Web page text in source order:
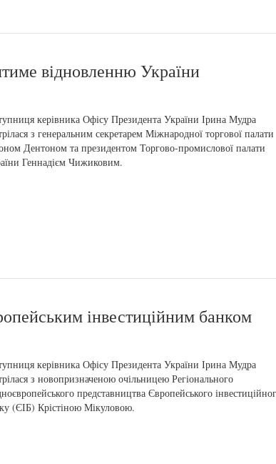
відновленню України
керівника Офісу Президента України Ірина Мудра
з генеральним секретарем Міжнародної торгової палати
Дентоном та президентом Торгово-промислової палати
Геннадієм Чижиковим.
інвестиційним банком
керівника Офісу Президента України Ірина Мудра
з новопризначеною очільницею Регіонального
представництва Європейського
(ЄІБ) Крістіною Мікуловою.